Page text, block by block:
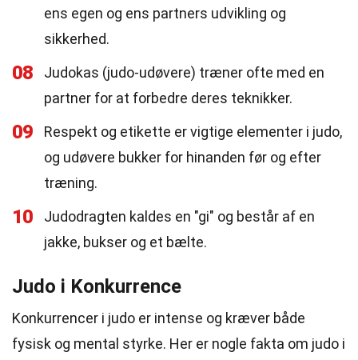
ens egen og ens partners udvikling og
sikkerhed.
08
Judokas (judo-udøvere) træner ofte med en
partner for at forbedre deres teknikker.
09
Respekt og etikette er vigtige elementer i judo,
og udøvere bukker for hinanden før og efter
træning.
10
Judodragten kaldes en "gi" og består af en
jakke, bukser og et bælte.
Judo i Konkurrence
Konkurrencer i judo er intense og kræver både
fysisk og mental styrke. Her er nogle fakta om judo i